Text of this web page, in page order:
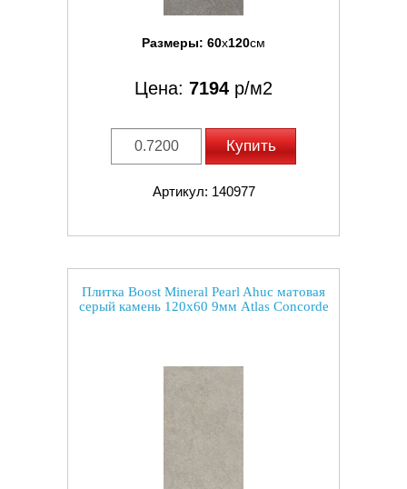
Размеры: 60x120см
Цена: 7194 р/м2
Купить
Артикул: 140977
Плитка Boost Mineral Pearl Ahuc матовая
серый камень 120x60 9мм Atlas Concorde